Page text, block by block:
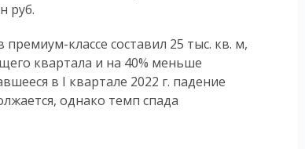
руб.
премиум-классе составил 25 тыс. кв. м,
квартала и на 40% меньше
в I квартале 2022 г. падение
однако темп спада